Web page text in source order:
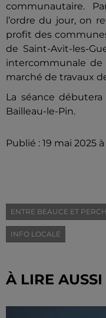
communautaire.
l’ordre du jour, on
profit des
de Saint-Avit-les-
intercommunale de
marché de travaux
La séance
Bailleau-le-Pin.
Publié : 19 mai 2025
ENTRE BEAUCE ET
INFO LOCALE
À LIRE AUSSI